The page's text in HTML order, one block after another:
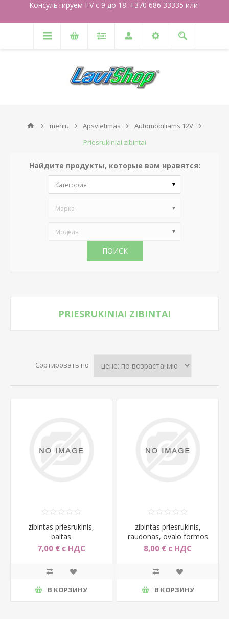
Консультируем I-V с 9 до 18: +370 686 33335 или
meniu Apsvietimas
Automobiliams 12V
Priesrukiniai zibintai
Найдите продукты, которые вам нравятся:
Категория
Марка
Модель
ПОИСК
PRIESRUKINIAI ZIBINTAI
Сортировать по
zibintas priesrukinis,
baltas
7,00 € с НДС
В КОРЗИНУ
zibintas priesrukinis,
raudonas, ovalo formos
8,00 € с НДС
В КОРЗИНУ